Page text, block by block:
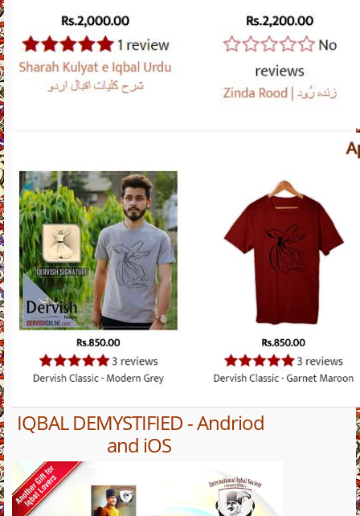
IQBAL DEMYSTIFIED - Andriod
and iOS